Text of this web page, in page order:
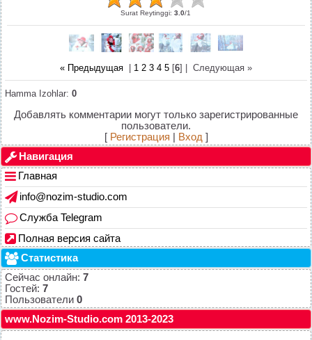
Surat Reytinggi: 3.0/1
« Предыдущая 1 2 3 4 5 [6] | Следующая »
Hamma Izohlar: 0
Добавлять комментарии могут только зарегистрированные
пользователи.
[ Регистрация Вход ]
Навигация
Главная
info@nozim-studio.com
Служба Telegram
Полная версия сайта
Статистика
Сейчас онлайн: 7
Гостей: 7
Пользователи 0
www.Nozim-Studio.com 2013-2023